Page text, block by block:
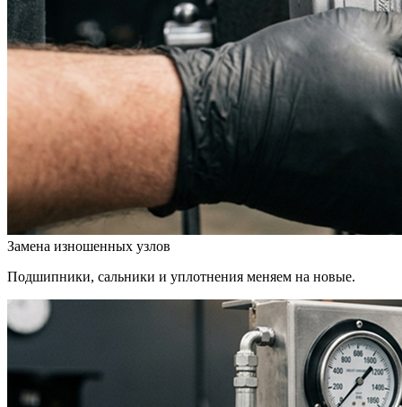
Замена изношенных узлов
Подшипники, сальники и уплотнения меняем на новые.